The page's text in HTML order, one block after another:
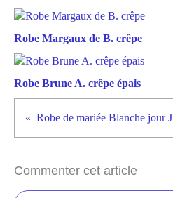
Robe Margaux de B. crêpe
Robe Brune A. crêpe épais
Robe de mariée Blanche jour J
Commenter cet article